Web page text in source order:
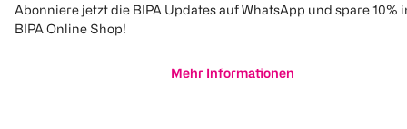
Abonniere jetzt die BIPA Updates auf WhatsApp und spare 10%
BIPA Online Shop!
Mehr Informationen